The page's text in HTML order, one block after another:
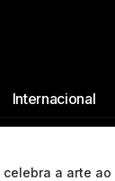
Internacional
a arte ao alcance de